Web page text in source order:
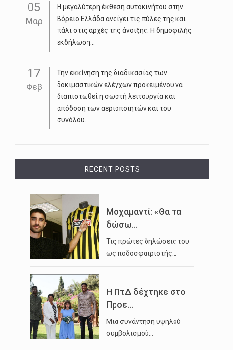
05
Μαρ
Η μεγαλύτερη έκθεση αυτοκινήτου στην
Βόρειο Ελλάδα ανοίγει τις πύλες της και
πάλι στις αρχές της άνοιξης. Η δημοφιλής
εκδήλωση...
17
Φεβ
Την εκκίνηση της διαδικασίας των
δοκιμαστικών ελέγχων προκειμένου να
διαπιστωθεί η σωστή λειτουργία και
απόδοση των αεριοποιητών και του
συνόλου...
RECENT POSTS
Μοχαμαντί: «Θα τα
δώσω...
Τις πρώτες δηλώσεις του
ως ποδοσφαιριστής…
Η ΠτΔ δέχτηκε στο
Προε...
Μια συνάντηση υψηλού
συμβολισμού…